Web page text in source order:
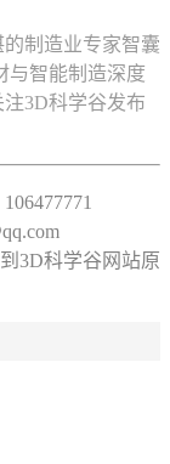
制造业专家智囊
与智能制造深度
3D科学谷发布
3D科学谷网站原